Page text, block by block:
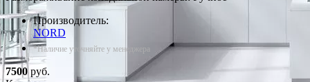
Производитель:
NORD
*Наличие уточняйте у менеджера
7500руб.